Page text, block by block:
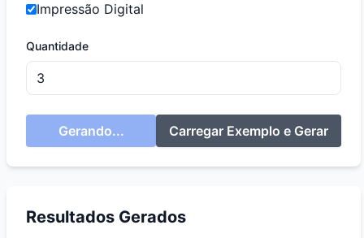
Impressão Digital
Quantidade
Gerando... Carregar Exemplo e Gerar
Resultados Gerados